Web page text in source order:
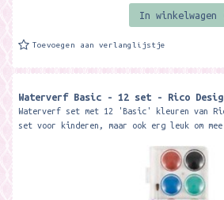
In winkelwagen
Toevoegen aan verlanglijstje
Waterverf Basic - 12 set - Rico
Waterverf set met 12 'Basic' kleuren van
set voor kinderen, maar ook erg leuk om